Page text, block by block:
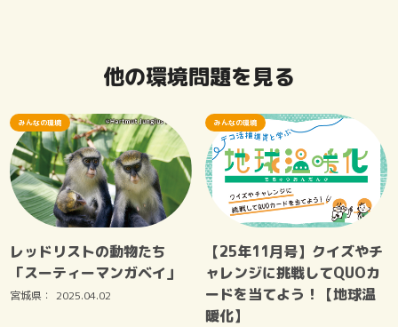
他の環境問題を見る
レッドリストの動物たち
「スーティーマンガベイ」
宮城県： 2025.04.02
みんなの環境
【25年11月号】クイズやチ
ャレンジに挑戦してQUOカ
ードを当てよう！【地球温
暖化】
みんなの環境